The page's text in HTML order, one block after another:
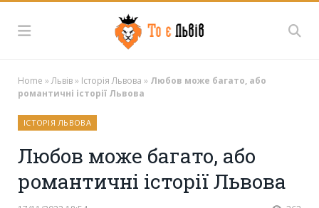
Home »Львів» Історія Львова » Любов може багато, або
романтичні історії Львова
ІСТОРІЯ ЛЬВОВА
Любов може багато, або
романтичні історії Львова